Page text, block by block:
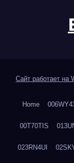
Сайт работает на
Home
00T70TIS
023RN4UI